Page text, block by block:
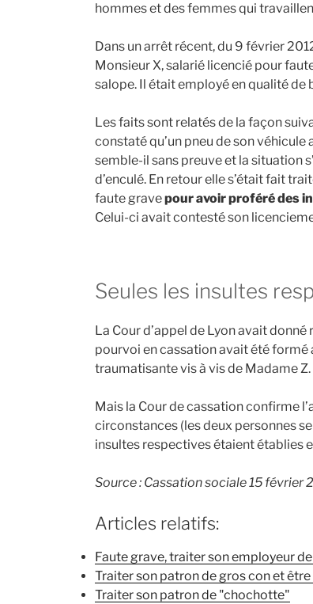
hommes et des femmes qui
Dans un arrêt récent, du 9 février
Monsieur X, salarié licencié pour
salope. Il était employé en qualité de
Les faits sont relatés de la façon
constaté qu’un pneu de son
semble-il sans preuve et la situation
d’enculé. En retour elle s’était fait
faute gravepour avoir proféré des
Celui-ci avait contesté son
Seules les insultes
La Cour d’appel de Lyon avait
pourvoi en cassation avait été formé
traumatisante vis à vis de Madame Z.
Mais la Cour de cassation confirme
circonstances (les deux personnes
insultes respectives étaient établies
Source : Cassation sociale 15 février
Articles relatifs:
Faute grave, traiter son employeur
Traiter son patron de gros con et
Traiter son patron de "chochotte"